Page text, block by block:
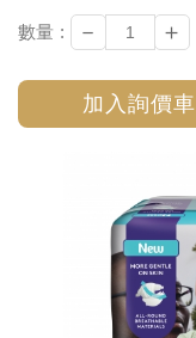
數量 : － ＋
加入詢價車